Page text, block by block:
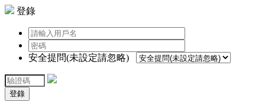
登錄
安全提問(未設定請忽略)
登錄